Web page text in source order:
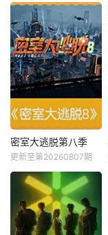
密室大逃脱第八季
更新至第20260807期